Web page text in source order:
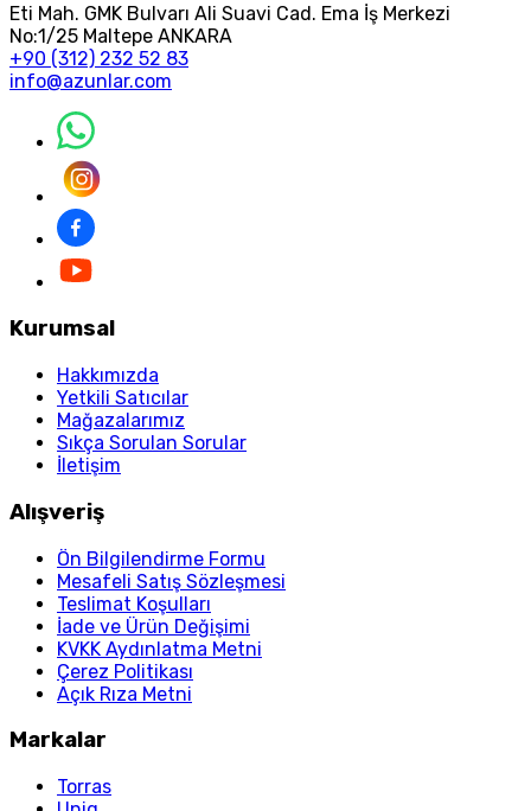
Eti Mah. GMK Bulvarı Ali Suavi Cad. Ema İş Merkezi
No:1/25 Maltepe ANKARA
+90 (312) 232 52 83
info@azunlar.com
Kurumsal
Hakkımızda
Yetkili Satıcılar
Mağazalarımız
Sıkça Sorulan Sorular
İletişim
Alışveriş
Ön Bilgilendirme Formu
Mesafeli Satış Sözleşmesi
Teslimat Koşulları
İade ve Ürün Değişimi
KVKK Aydınlatma Metni
Çerez Politikası
Açık Rıza Metni
Markalar
Torras